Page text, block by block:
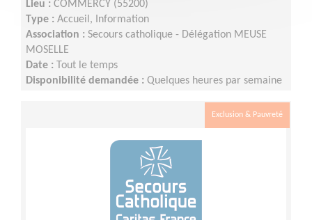
Lieu : COMMERCY (55200)
Type : Accueil, Information
Association : Secours catholique - Délégation MEUSE
MOSELLE
Date :
Tout le temps
Disponibilité demandée : Quelques heures par semaine
Exclusion & Pauvreté